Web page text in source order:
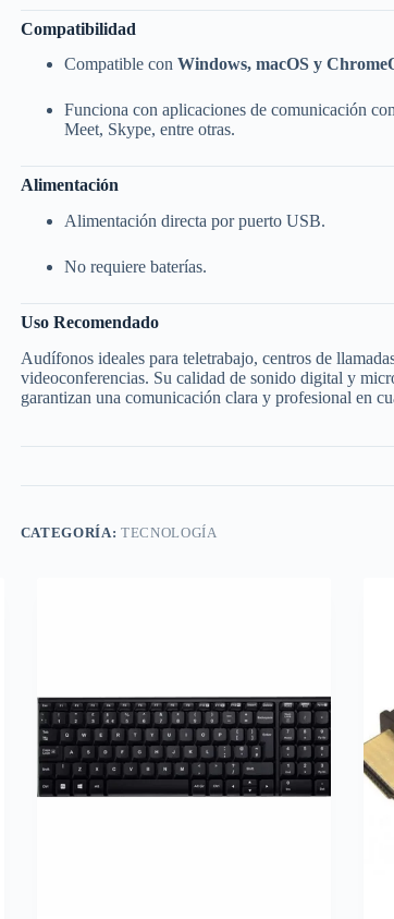
Compatibilidad
Compatible con Windows, macOS y
Funciona con aplicaciones de comunicación
Meet, Skype, entre otras.
Alimentación
Alimentación directa por puerto USB.
No requiere baterías.
Uso Recomendado
Audífonos ideales para teletrabajo, centros de
videoconferencias. Su calidad de sonido digital y
garantizan una comunicación clara y profesional en
CATEGORÍA: TECNOLOGÍA